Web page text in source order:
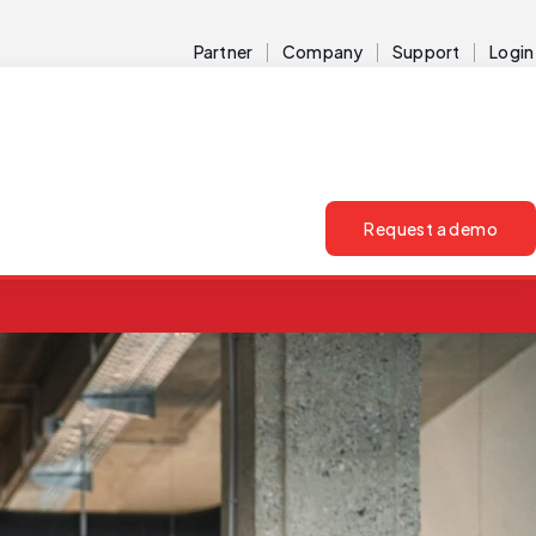
Partner Company Support Login
Request a demo